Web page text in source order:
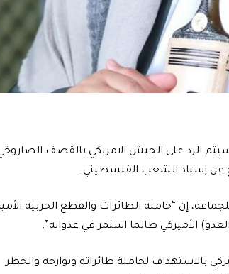
سيتم الرد على الجيش الامريكي بالقصف
عن إسناد الشعب الفلسطيني.
إن “حاملة الطائرات والقطع الحربية
الأميركي طالما استمر في عدوانه”.
بالاستهداف لحاملة طائراته وبوارجه والحظر